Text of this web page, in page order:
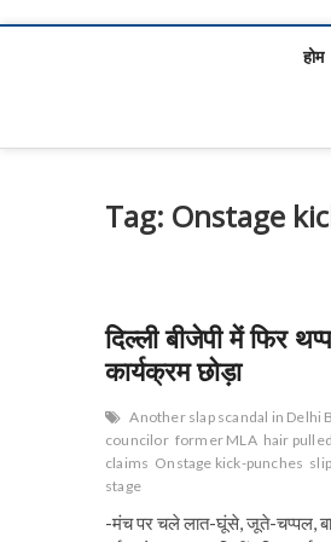
होम
Tag: Onstage
दिल्ली बीजेपी में फिर
कार्यक्रम छोड़ा
Another slap scandal in Delhi
councilor former MLA hair pulled
claims Onstage kick-punches
stage
-मंच पर चले लात-घूंसे, जूते-चप्पल,